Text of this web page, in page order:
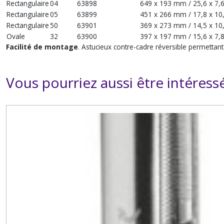
Rectangulaire04 63898
649 x 193 mm / 25,6 x
Rectangulaire05 63899
451 x 266 mm / 17,8 x
Rectangulaire50 63901
369 x 273 mm / 14,5 x
Ovale
32 63900
397 x 197 mm / 15,6 x
Facilité de montage. Astucieux contre-cadre réversible
Vous pourriez aussi être